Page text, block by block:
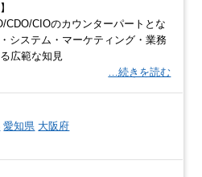
CDO/CIOのカウンターパートとな
システム・マーケティング・業務
広範な知見
…続きを読む
愛知県 大阪府